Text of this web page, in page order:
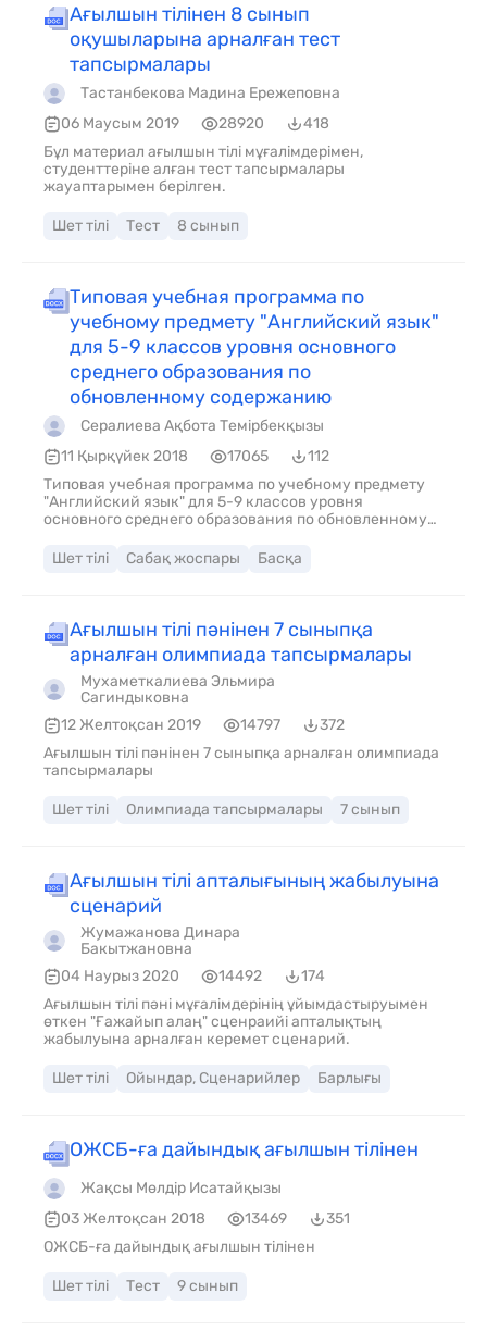
Ағылшын тілінен 8 сынып
оқушыларына арналған тест
тапсырмалары
Тастанбекова Мадина Ережеповна
06 Маусым 2019
28920
418
Бұл материал ағылшын тілі мұғалімдерімен,
студенттеріне алған тест тапсырмалары
жауаптарымен берілген.
Шет тілі Тест 8 сынып
Типовая учебная программа по
учебному предмету "Английский язык"
для 5-9 классов уровня основного
среднего образования по
обновленному содержанию
Сералиева Ақбота Темірбекқызы
11 Қырқүйек 2018
17065
112
Типовая учебная программа по учебному предмету
"Английский язык" для 5-9 классов уровня
основного среднего образования по обновленному
Шет тілі
Сабақ жоспары Басқа
Ағылшын тілі пәнінен 7 сыныпқа
арналған олимпиада тапсырмалары
Мухаметкалиева Эльмира
Сагиндыковна
12 Желтоқсан 2019
14797
372
Ағылшын тілі пәнінен 7 сыныпқа арналған олимпиада
тапсырмалары
Шет тілі Олимпиада тапсырмалары 7 сынып
Ағылшын тілі апталығының жабылуына
сценарий
Жумажанова Динара
Бакытжановна
04 Наурыз 2020
14492
174
Ағылшын тілі пәні мұғалімдерінің ұйымдастыруымен
өткен "Ғажайып алаң" сценраийі апталықтың
жабылуына арналған керемет сценарий.
Шет тілі Ойындар, Сценарийлер Барлығы
ОЖСБ-ға дайындық ағылшын тілінен
Жақсы Мөлдір Исатайқызы
03 Желтоқсан 2018
13469
351
ОЖСБ-ға дайындық ағылшын тілінен
Шет тілі Тест 9 сынып